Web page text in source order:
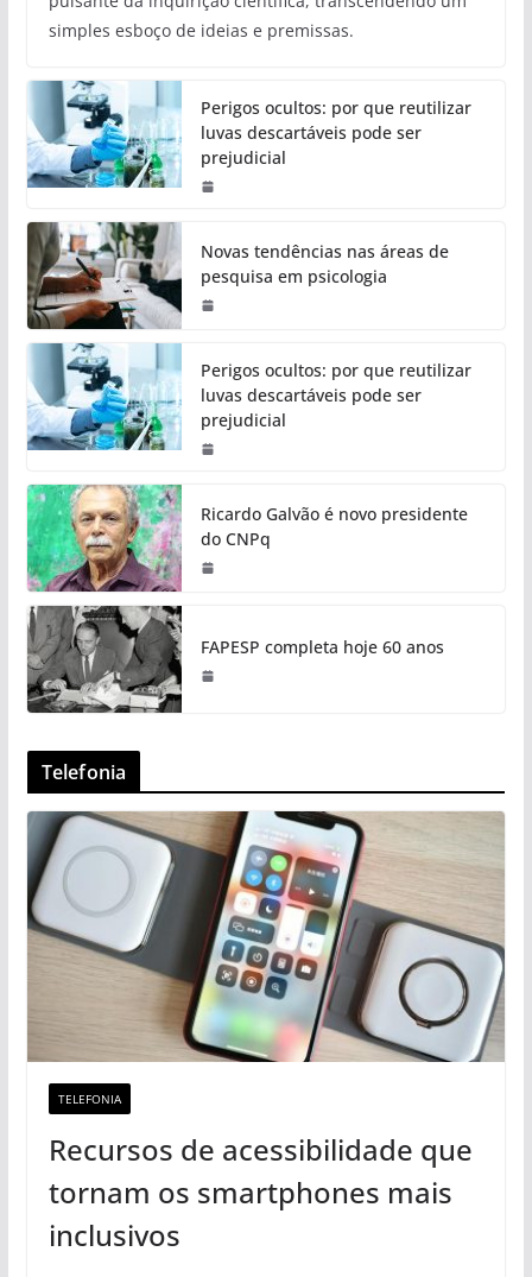
simples esboço de ideias e premissas.
Perigos ocultos: por que reutilizar
luvas descartáveis pode ser
prejudicial
Novas tendências nas áreas de
pesquisa em psicologia
Perigos ocultos: por que reutilizar
luvas descartáveis pode ser
prejudicial
Ricardo Galvão é novo presidente
do CNPq
FAPESP completa hoje 60 anos
Telefonia
TELEFONIA
Recursos de acessibilidade que
tornam os smartphones mais
inclusivos